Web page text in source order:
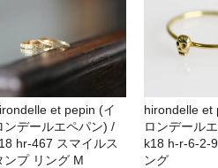
et pepin (イ
ンデールエペパン) /
hr-467 スマイルス
ンプ リング M
hirondelle et
ロンデール
k18 h-r-6-2-
ング